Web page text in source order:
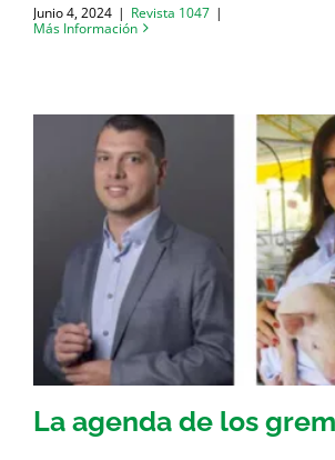
Junio 4, 2024 | Revista 1047 |
Más Información
La agenda de los